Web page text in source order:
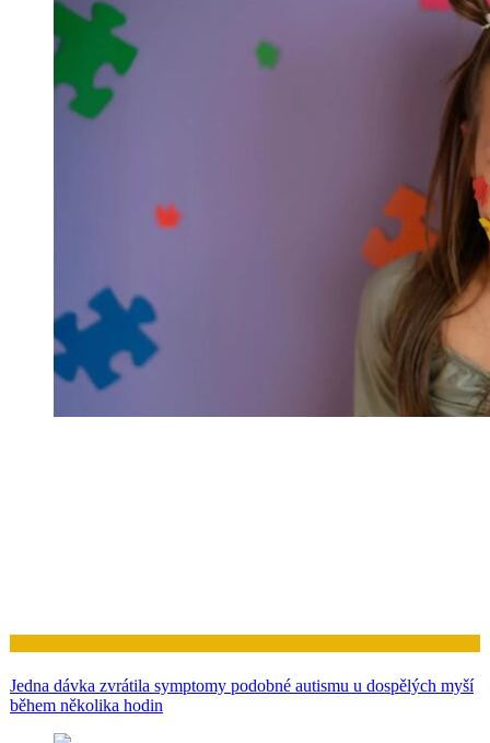
Jedna dávka zvrátila symptomy podobné autismu u dospělých myší
během několika hodin